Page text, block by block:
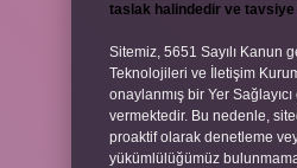
taslak halindedir ve tavsiye
Sitemiz, 5651 Sayılı Kanun
Teknolojileri ve İletişim
onaylanmış bir Yer
vermektedir. Bu nedenle,
proaktif olarak denetleme
yükümlülüğümüz